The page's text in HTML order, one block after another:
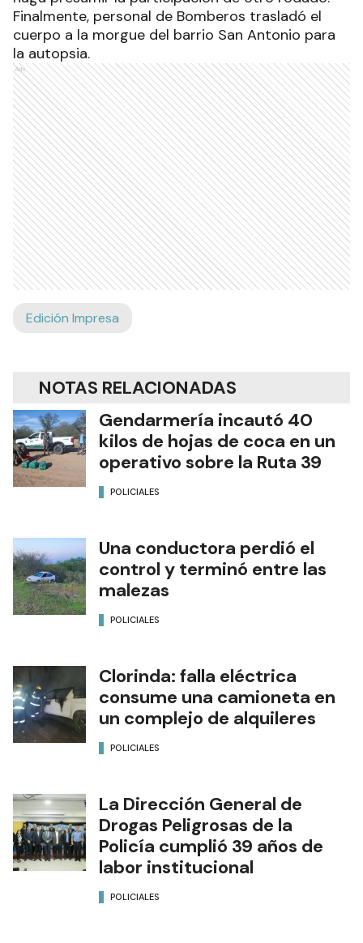
Finalmente, personal de Bomberos trasladó el
cuerpo a la morgue del barrio San Antonio para
la autopsia.
Ads
Edición Impresa
NOTAS RELACIONADAS
Gendarmería incautó 40
kilos de hojas de coca en un
operativo sobre la Ruta 39
POLICIALES
Una conductora perdió el
control y terminó entre las
malezas
POLICIALES
Clorinda: falla eléctrica
consume una camioneta en
un complejo de alquileres
POLICIALES
La Dirección General de
Drogas Peligrosas de la
Policía cumplió 39 años de
labor institucional
POLICIALES